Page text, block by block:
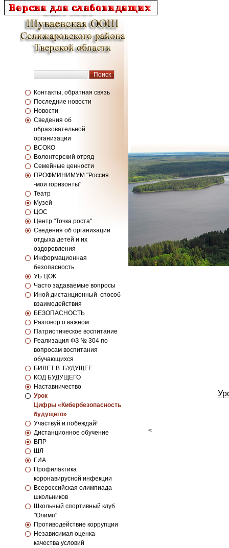
Контакты, обратная связь
Последние новости
Новости
Сведения об
образовательной
организации
ВСОКО
Волонтерский отряд
Семейные ценности
ПРОФМИНИМУМ "Россия
-мои горизонты"
Театр
Музей
ЦОС
Центр "Точка роста"
Сведения об организации
отдыха детей и их
оздоровления
Информационная
безопасность
УБ ЦОК
Часто задаваемые вопросы
Иной дистанционный способ
взаимодействия
БЕЗОПАСНОСТЬ
Разговор о важном
Патриотическое воспитание
Реализация ФЗ № 304 по
вопросам воспитания
обучающихся
БИЛЕТ В БУДУЩЕЕ
КОД БУДУЩЕГО
Наставничество
Урок
Цифры «Кибербезопасность
будущего»
Участвуй и побеждай!
Дистанционное обучение
ВПР
ШЛ
ГИА
Профилактика
коронавирусной инфекции
Всероссийская олимпиада
школьников
Школьный спортивный клуб
"Олимп"
Противодействие коррупции
Независимая оценка
качества условий
<